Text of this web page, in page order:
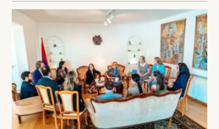
внедрения, осторожный интерес. Сегодня
ситуация радикально...